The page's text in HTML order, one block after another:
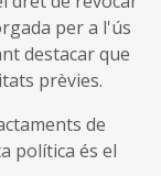
per a l'ús
destacar que
prèvies.
de
política és el